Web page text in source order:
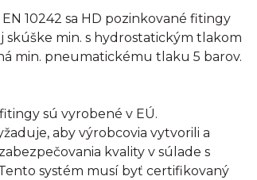
10242 sa HD pozinkované fitingy
min. s hydrostatickým tlakom
min. pneumatickému tlaku 5 barov.
sú vyrobené v EÚ.
aby výrobcovia vytvorili a
kvality v súlade s
systém musí byť certifikovaný